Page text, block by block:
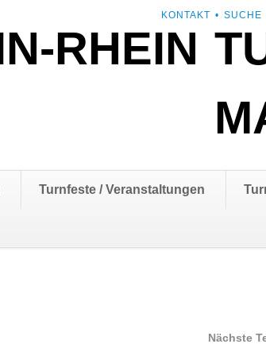
NAVIGATION
KONTAKT SUCHE
Turnfeste / Veranstaltungen
Nächste